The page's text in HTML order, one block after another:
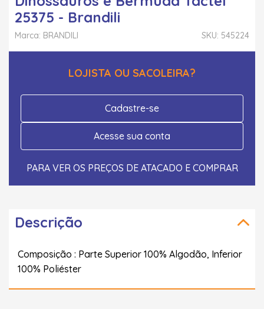
25375 - Brandili
SKU: 545224
Marca: BRANDILI
LOJISTA OU SACOLEIRA?
Cadastre-se
Acesse sua conta
PARA VER OS PREÇOS DE ATACADO E COMPRAR
Descrição
Composição : Parte Superior 100% Algodão, Inferior
100% Poliéster